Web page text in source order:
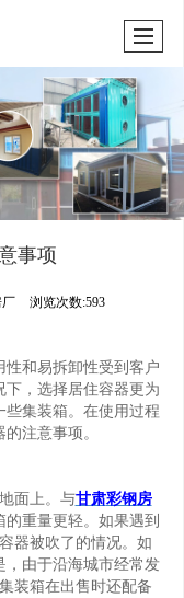
事项
厂 浏览次数:593
和易拆卸性受到客户
下，选择居住容器更为
集装箱。在使用过程
注意事项。
面上。与甘肃彩钢房
重量更轻。如果遇到
器被吹了的情况。如
，由于沿海城市经常发
装箱在出售时还配备